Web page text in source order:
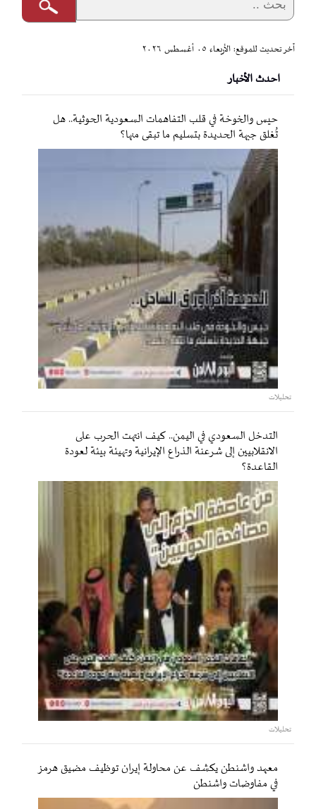
آخر تحديث للموقع: الأربعاء ٠٥ أغسطس ٢٠٢٦
احدث الأخبار
حيس والخوخة في قلب التفاهمات السعودية الحوثية.. هل
تُغلق جبهة الحديدة بتسليم ما تبقى منها؟
تحليلات
التدخل السعودي في اليمن.. كيف انتهت الحرب على
الانقلابيين إلى شرعنة الذراع الإيرانية وتهيئة بيئة لعودة
القاعدة؟
تحليلات
معهد واشنطن يكشف عن محاولة إيران توظيف مضيق هرمز
في مفاوضات واشنطن